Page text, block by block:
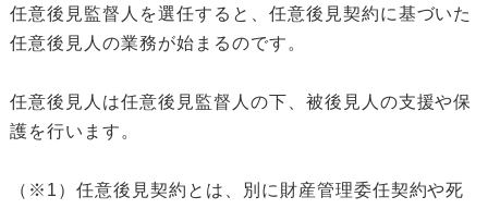
任意後見監督人を選任すると、任意後見契約に基づいた
任意後見人の業務が始まるのです。
任意後見人は任意後見監督人の下、被後見人の支援や保
護を行います。
（※1）任意後見契約とは、別に財産管理委任契約や死